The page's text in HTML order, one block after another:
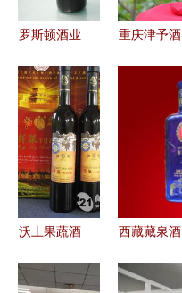
罗斯顿酒业
加盟价值的
多维体验
重庆津予酒
心，引领桑
葚酒典范之
沃土果蔬酒
解析 费
西藏藏泉酒
原上的美酒